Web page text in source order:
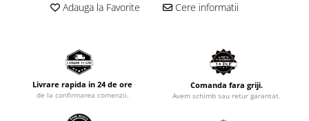
Adauga la Favorite Cere informatii
Livrare rapida in 24 de ore
de la confirmarea comenzii.
Comanda fara griji.
Avem schimb sau retur garantat.